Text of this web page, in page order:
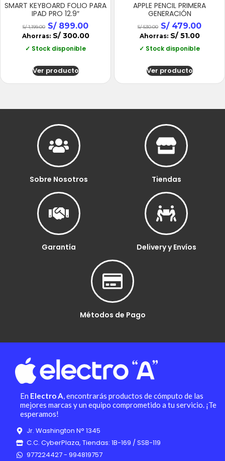
SMART KEYBOARD FOLIO PARA
IPAD PRO 12.9″
S/1,199.00 S/899.00
Ahorras: S/300.00
✓ Stock disponible
Ver producto
APPLE PENCIL PRIMERA
GENERACIÓN
S/530.00 S/479.00
Ahorras: S/51.00
✓ Stock disponible
Ver producto
Sobre Nosotros Tiendas
Garantía Delivery y Envíos
Métodos de Pago
En Electro A, encontrarás productos de cómputo de las
mejores marcas y un equipo comprometido a tu servicio. ¡Te
esperamos!
Jr. Washington N° 1345
C.C. CyberPlaza, Tiendas: 1B-169 / SSB-119
977224427 - 994819757